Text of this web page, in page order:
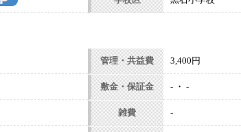
管理・共益費 3,400円
敷金・保証金 - ・ -
雑費 -